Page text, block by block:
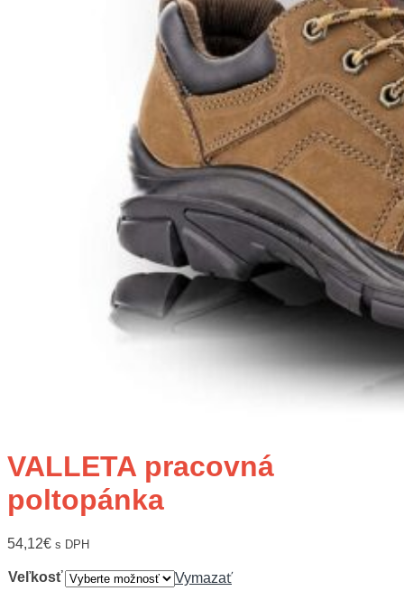
VALLETA pracovná
poltopánka
54,12€ s DPH
Veľkosť Vymazať